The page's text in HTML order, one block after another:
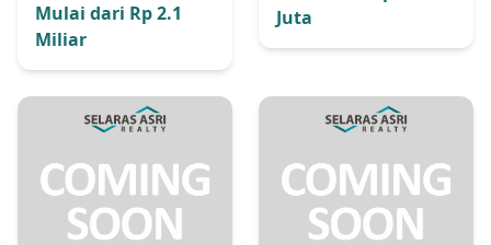
Mulai dari Rp 2.1
Miliar
Juta